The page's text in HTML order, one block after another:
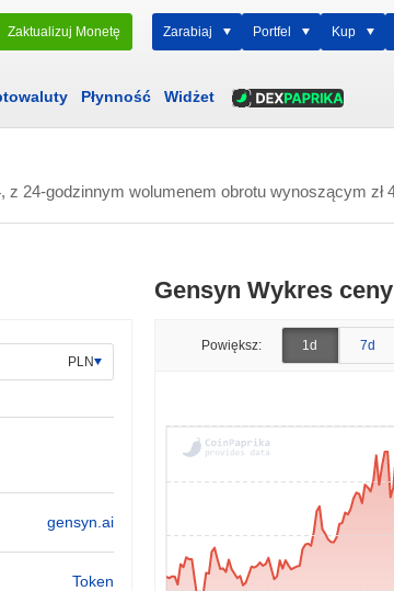
Zaktualizuj Monetę Zarabiaj Portfel Kup
Płynność Widżet
, z 24-godzinnym wolumenem obrotu wynoszącym zł
PLN
gensyn.ai
Token
Gensyn Wykres ceny
Powiększ: 1d 7d